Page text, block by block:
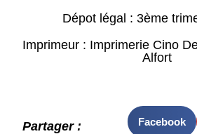
Dépot légal : 3ème
Imprimeur : Imprimerie Cino
Alfort
Partager : Facebook